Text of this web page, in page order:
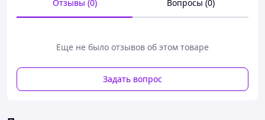
Состав: Материал: Хлопок 85% (плотный
коттон), полиэстер 10%, еластан 5%.
циркулирует воздух.
Размеры: S, M, L, XL, XXL.
Отзывы (0) Вопросы (0)
Еще не было отзывов об этом товаре
Задать вопрос